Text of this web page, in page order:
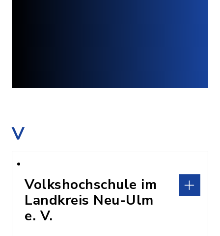
V
Volkshochschule im
Landkreis Neu-Ulm
e. V.